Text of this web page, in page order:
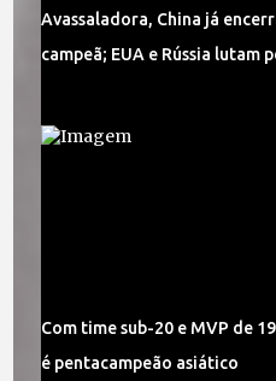
Avassaladora, China já
campeã; EUA e Rússia lutam
Com time sub-20 e MVP de
é pentacampeão asiático